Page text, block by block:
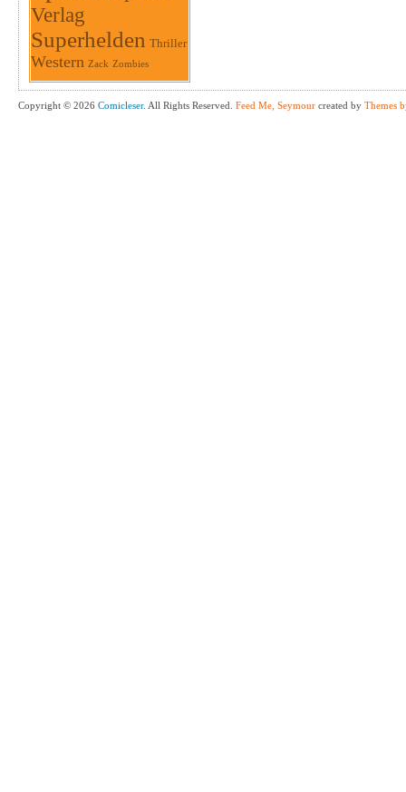
Verlag
Superhelden Thriller
Western Zack Zombies
Copyright © 2026 Comicleser. All Rights Reserved. Feed Me, Seymour created by Themes